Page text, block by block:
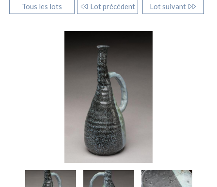
Tous les lots Lot précédent Lot suivant